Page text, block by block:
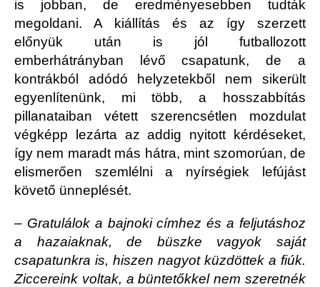
is jobban, de eredményesebben tudták
megoldani. A kiállítás és az így szerzett
előnyük után is jól futballozott
emberhátrányban lévő csapatunk, de a
kontrákból adódó helyzetekből nem sikerült
egyenlítenünk, mi több, a hosszabbítás
pillanataiban vétett szerencsétlen mozdulat
végképp lezárta az addig nyitott kérdéseket,
így nem maradt más hátra, mint szomorúan, de
elismerően szemlélni a nyírségiek lefújást
követő ünneplését.
– Gratulálok a bajnoki címhez és a feljutáshoz
a hazaiaknak, de büszke vagyok saját
csapatunkra is, hiszen nagyot küzdöttek a fiúk.
Ziccereink voltak, a büntetőkkel nem szeretnék